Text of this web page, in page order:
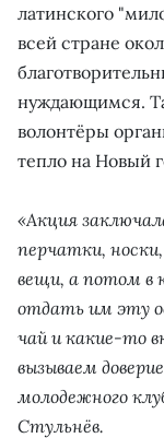
латинского
всей стране
нуждающимся.
волонтёры
тепло на Новый
«Акция
перчатки,
вещи, а потом в
отдать им эту
чай и какие-то
вызываем
молодежного
Стульнёв.